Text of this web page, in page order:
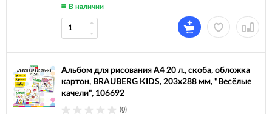
В наличии
Альбом для рисования А4 20 л., скоба, обложка
картон, BRAUBERG KIDS, 203х288 мм, "Весёлые
качели", 106692
(0)